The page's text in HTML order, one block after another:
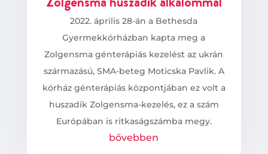
2022. április 28-án a Bethesda
Gyermekkórházban kapta meg a
Zolgensma génterápiás kezelést az ukrán
származású, SMA-beteg Moticska Pavlik. A
kórház génterápiás központjában ez volt a
huszadik Zolgensma-kezelés, ez a szám
Európában is ritkaságszámba megy.
bővebben